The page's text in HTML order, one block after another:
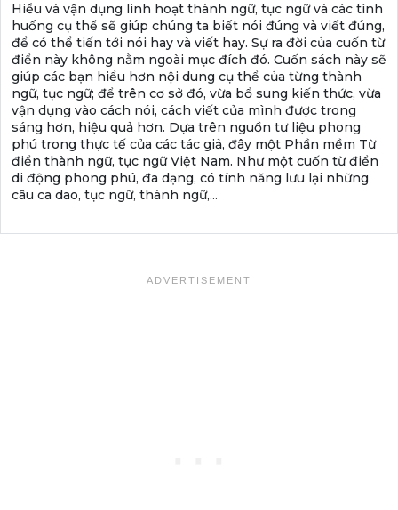
Hiểu và vận dụng linh hoạt thành ngữ, tục ngữ và các tình
huống cụ thể sẽ giúp chúng ta biết nói đúng và viết đúng,
để có thể tiến tới nói hay và viết hay. Sự ra đời của cuốn từ
điển này không nằm ngoài mục đích đó. Cuốn sách này sẽ
giúp các bạn hiểu hơn nội dung cụ thể của từng thành
ngữ, tục ngữ; để trên cơ sở đó, vừa bổ sung kiến thức, vừa
vận dụng vào cách nói, cách viết của mình được trong
sáng hơn, hiệu quả hơn. Dựa trên nguồn tư liệu phong
phú trong thực tế của các tác giả, đây một Phần mềm Từ
điển thành ngữ, tục ngữ Việt Nam. Như một cuốn từ điển
di động phong phú, đa dạng, có tính năng lưu lại những
câu ca dao, tục ngữ, thành ngữ,...